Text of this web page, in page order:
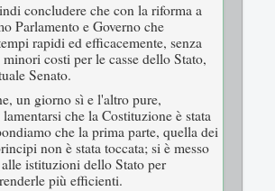
concludere che con la riforma a
Parlamento e Governo che
rapidi ed efficacemente, senza
costi per le casse dello Stato,
Senato.
un giorno sì e l'altro pure,
che la Costituzione è stata
che la prima parte, quella dei
non è stata toccata; si è messo
istituzioni dello Stato per
più efficienti.